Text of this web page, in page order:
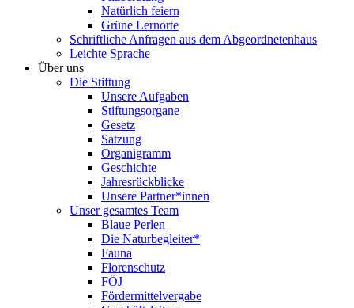
Natürlich feiern
Grüne Lernorte
Schriftliche Anfragen aus dem Abgeordnetenhaus
Leichte Sprache
Über uns
Die Stiftung
Unsere Aufgaben
Stiftungsorgane
Gesetz
Satzung
Organigramm
Geschichte
Jahresrückblicke
Unsere Partner*innen
Unser gesamtes Team
Blaue Perlen
Die Naturbegleiter*
Fauna
Florenschutz
FÖJ
Fördermittelvergabe